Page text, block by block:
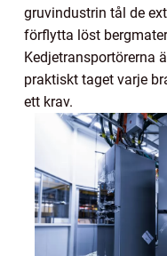
gruvindustrin tål de
förflytta löst
Kedjetransportörerna
praktiskt taget varje
ett krav.